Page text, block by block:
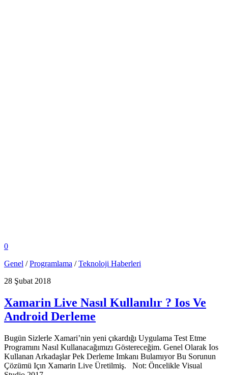
0
Genel /Programlama /Teknoloji Haberleri
28 Şubat 2018
Xamarin Live Nasıl Kullanılır ? Ios Ve
Android Derleme
Bugün Sizlerle Xamari’nin yeni çıkardığı Uygulama Test Etme
Programını Nasıl Kullanacağımızı Göstereceğim. Genel Olarak Ios
Kullanan Arkadaşlar Pek Derleme Imkanı Bulamıyor Bu Sorunun
Çözümü Içın Xamarin Live Üretilmiş. Not: Öncelikle Visual